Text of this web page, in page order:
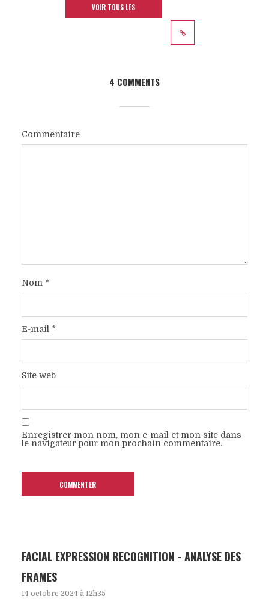
VOIR TOUS LES
4 COMMENTS
Commentaire
Nom *
E-mail *
Site web
Enregistrer mon nom, mon e-mail et mon site dans
le navigateur pour mon prochain commentaire.
FACIAL EXPRESSION RECOGNITION - ANALYSE DES
FRAMES
14 octobre 2024 à 12h35